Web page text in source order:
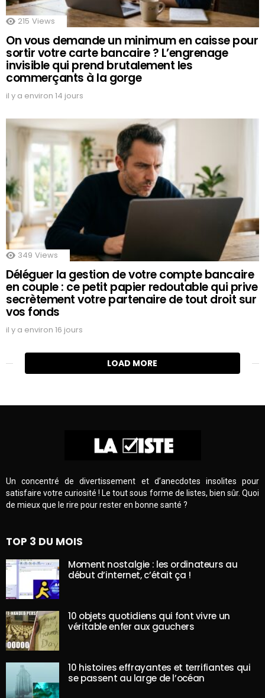
215 Views
On vous demande un minimum en caisse pour
sortir votre carte bancaire ? L’engrenage
invisible qui prend brutalement les
commerçants à la gorge
il y a environ 14 jours
349 Views
Déléguer la gestion de votre compte bancaire
en couple : ce petit papier redoutable qui prive
secrètement votre partenaire de tout droit sur
vos fonds
il y a environ 16 jours
LOAD MORE
Un concentré de divertissement et d’anecdotes insolites pour
satisfaire votre curiosité ! Le tout sous forme de listes, bien sûr. Quoi
de mieux que le rire pour rester en bonne santé ?
TOP 3 DU MOIS
Moment nostalgie : les ordinateurs au
début d’internet, c’était ça !
10 objets quotidiens qui font vivre un
véritable enfer aux gauchers
10 histoires effrayantes et terrifiantes qui
se passent au large de l’océan